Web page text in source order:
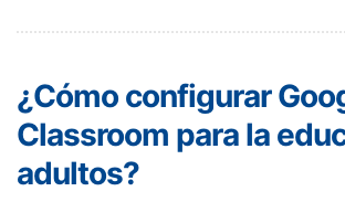
¿Cómo configurar
Classroom para la
adultos?